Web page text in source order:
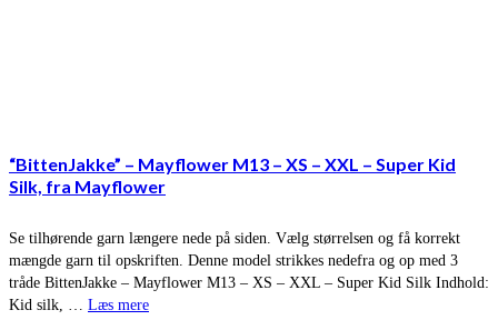
“BittenJakke” – Mayflower M13 – XS – XXL – Super Kid
Silk, fra Mayflower
Se tilhørende garn længere nede på siden. Vælg størrelsen og få korrekt
mængde garn til opskriften. Denne model strikkes nedefra og op med 3
tråde BittenJakke – Mayflower M13 – XS – XXL – Super Kid Silk Indhold:
Kid silk, … Læs mere